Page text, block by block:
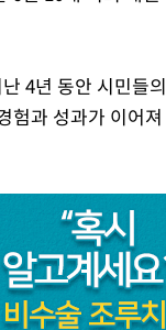
4년 동안 시민들
험과 성과가 이어